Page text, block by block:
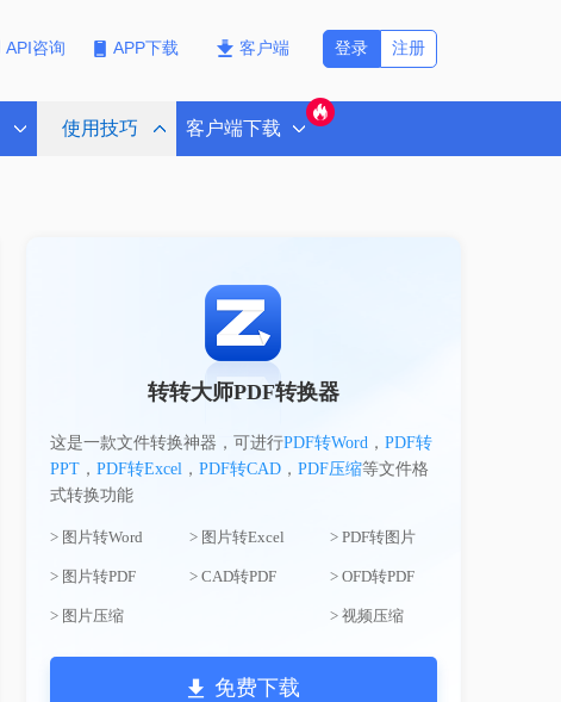
API咨询 APP下载 客户端 注册
登录
使用技巧 客户端下载
转转大师PDF转换器
这是一款文件转换神器，可进行PDF转Word， PDF转
PPT， PDF转Excel， PDF转CAD， PDF压缩等文件格
式转换功能
> 图片转Word > 图片转Excel > PDF转图片
> 图片转PDF > CAD转PDF > OFD转PDF
> 图片压缩 > 视频压缩
免费下载